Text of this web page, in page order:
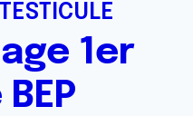
1er